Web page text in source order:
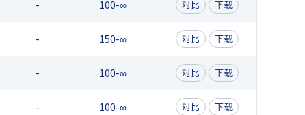
- 100-∞ 对比 下载
- 150-∞ 对比 下载
- 100-∞ 对比 下载
- 100-∞ 对比 下载